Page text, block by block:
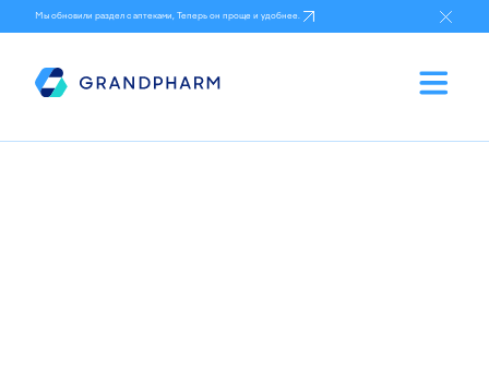
Мы обновили раздел с аптеками, Теперь он проще и удобнее.